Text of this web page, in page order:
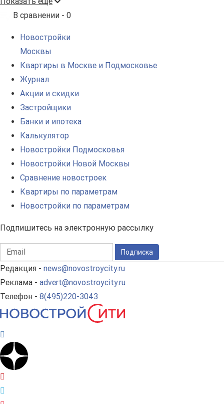
В сравнении - 0
Новостройки
Москвы
Квартиры в Москве и Подмосковье
Журнал
Акции и скидки
Застройщики
Банки и ипотека
Калькулятор
Новостройки Подмосковья
Новостройки Новой Москвы
Сравнение новостроек
Квартиры по параметрам
Новостройки по параметрам
Подпишитесь на электронную рассылку
Подписка
Редакция - news@novostroycity.ru
Реклама - advert@novostroycity.ru
Телефон - 8(495)220-3043